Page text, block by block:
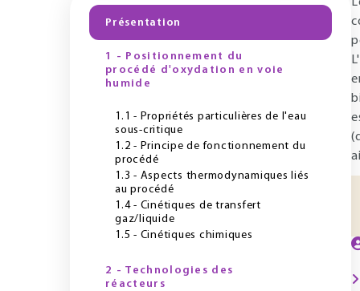
Présentation
1 - Positionnement du
procédé d'oxydation en voie
humide
1.1 - Propriétés particulières de l'eau
sous-critique
1.2 - Principe de fonctionnement du
procédé
1.3 - Aspects thermodynamiques liés
au procédé
1.4 - Cinétiques de transfert
gaz/liquide
1.5 - Cinétiques chimiques
2 - Technologies des
réacteurs